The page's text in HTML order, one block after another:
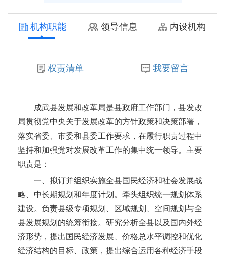
成武县住房和城乡建设局
成武县汶上集镇人民政府
成武县行政审批服务局
成武县返乡创业服务中心（成武县招商服务中心）
菏泽市生态环境局成武县分局
成武县供销合作社联合社
成武县司法局
机构职能 领导信息 内设机构
权责清单 我要留言
成武县发展和改革局是县政府工作部门，县发改
局贯彻党中央关于发展改革的方针政策和决策部署，
落实省委、市委和县委工作要求，在履行职责过程中
坚持和加强党对发展改革工作的集中统一领导。主要
职责是：
一、拟订并组织实施全县国民经济和社会发展战
略、中长期规划和年度计划。牵头组织统一规划体系
建设。负责县级专项规划、区域规划、空间规划与全
县发展规划的统筹衔接。研究分析全县以及国内外经
济形势，提出国民经济发展、价格总水平调控和优化
经济结构的目标、政策，提出综合运用各种经济手段